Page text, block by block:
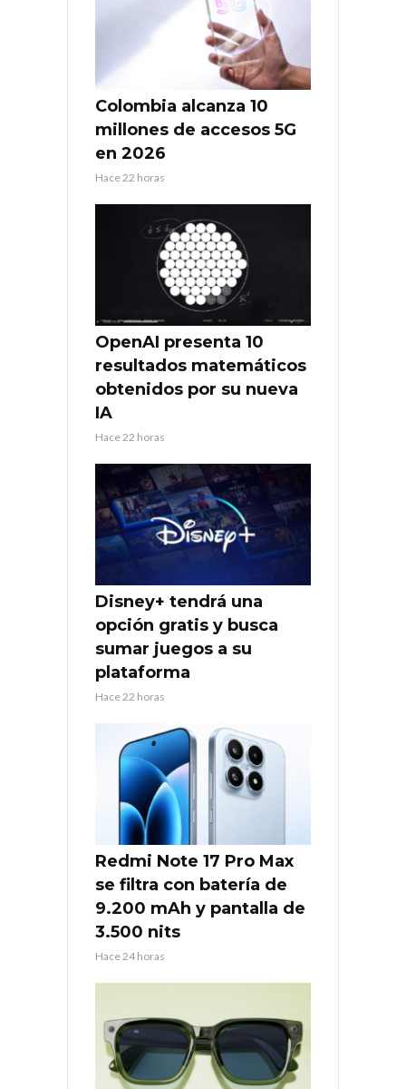
Colombia alcanza 10
millones de accesos 5G
en 2026
Hace 22 horas
OpenAI presenta 10
resultados matemáticos
obtenidos por su nueva
IA
Hace 22 horas
Disney+ tendrá una
opción gratis y busca
sumar juegos a su
plataforma
Hace 22 horas
Redmi Note 17 Pro Max
se filtra con batería de
9.200 mAh y pantalla de
3.500 nits
Hace 24 horas